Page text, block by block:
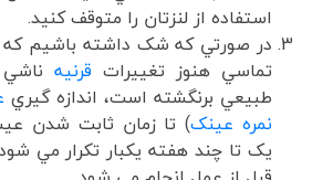
استفاده از لنزتان را متوقف کنيد.
در صورتي که شک داشته باشيم که
تماسي هنوز تغييرات قرنيه
طبيعي برنگشته است، اندازه گيري
نمره عينک) تا زمان ثابت شدن
يک تا چند هفته يکبار تکرار مي